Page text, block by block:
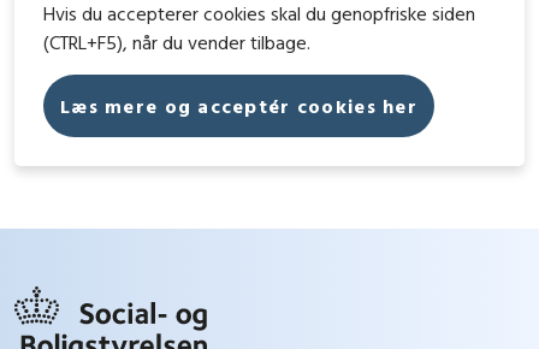
Hvis du accepterer cookies skal du genopfriske siden
(CTRL+F5), når du vender tilbage.
Læs mere og acceptér cookies her